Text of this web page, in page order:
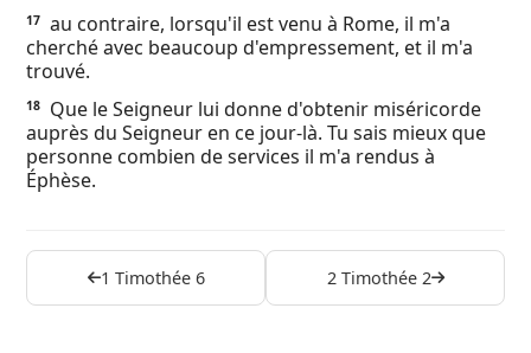
17 au contraire, lorsqu'il est venu à Rome, il m'a
cherché avec beaucoup d'empressement, et il m'a
trouvé.
18
Que le Seigneur lui donne d'obtenir miséricorde
auprès du Seigneur en ce jour-là. Tu sais mieux que
personne combien de services il m'a rendus à
Éphèse.
1 Timothée 6 2 Timothée 2